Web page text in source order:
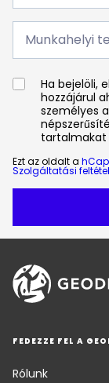
Munkahelyi
telefon
Munkahelyi
Ha bejelöli,
hozzájárul
személyes
tartalmakat
Ezt az oldalt a
Szolgáltatási
FEDEZZE FEL A
Rólunk